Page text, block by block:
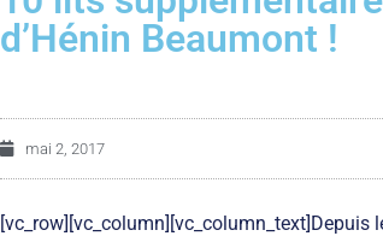
d’Hénin Beaumont !
mai 2, 2017